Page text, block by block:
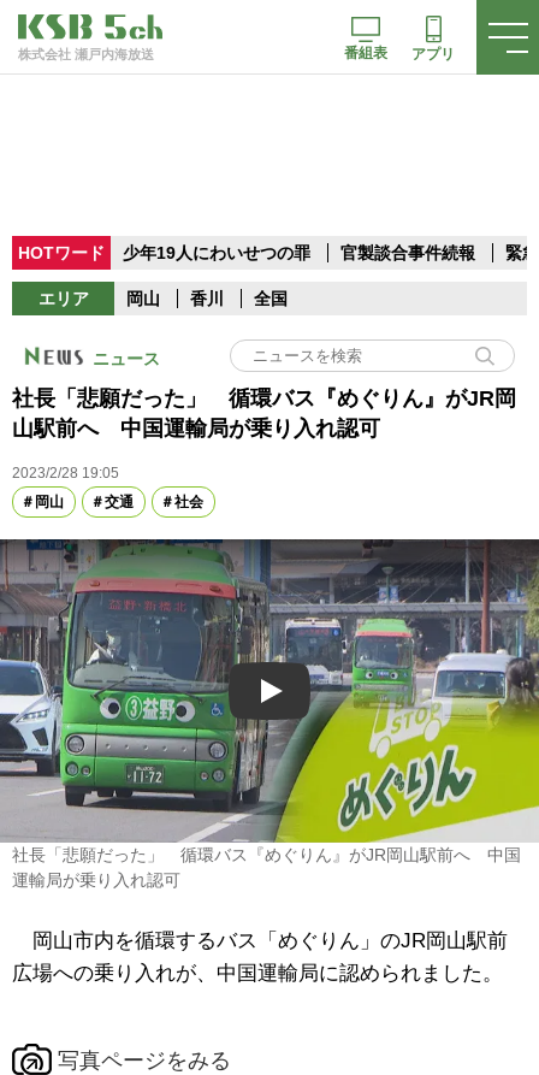
株式会社 瀬戸内海放送 番組表 アプリ
HOTワード 少年19人にわいせつの罪 官製談合事件続報 緊
エリア 岡山 香川 全国
ニュース
社長「悲願だった」 循環バス『めぐりん』がJR岡
山駅前へ 中国運輸局が乗り入れ認可
2023/2/28 19:05
岡山
交通 社会
Play
社長「悲願だった」 循環バス『めぐりん』がJR岡山駅前へ 中国
運輸局が乗り入れ認可
岡山市内を循環するバス「めぐりん」のJR岡山駅前
広場への乗り入れが、中国運輸局に認められました。
写真ページをみる